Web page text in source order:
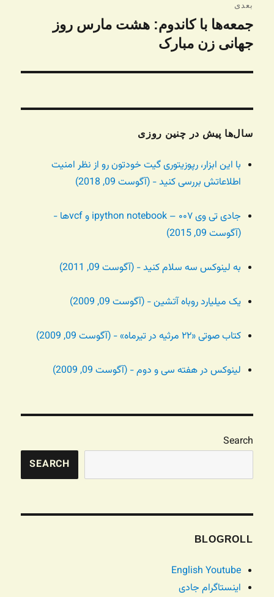
بعدی
نوشته
بعدی:
جمعه‌ها با کاندوم: هشت مارس روز
جهانی زن مبارک
سال‌ها پیش در چنین روزی
با این ابزار، رپوزیتوری گیت خودتون رو از نظر امنیت
اطلاعاتش بررسی کنید - (آگوست 09, 2018)
جادی تی وی ۰۰۷ – ipython notebook و vcfها -
(آگوست 09, 2015)
به لینوکس سه سلام کنید - (آگوست 09, 2011)
یک میلیارد روباه آتشین - (آگوست 09, 2009)
کتاب صوتی «۲۲ مرثیه در تیرماه» - (آگوست 09, 2009)
لینوکس در هفته سی و دوم - (آگوست 09, 2009)
Search
SEARCH
BLOGROLL
English Youtube
اینستاگرام جادی